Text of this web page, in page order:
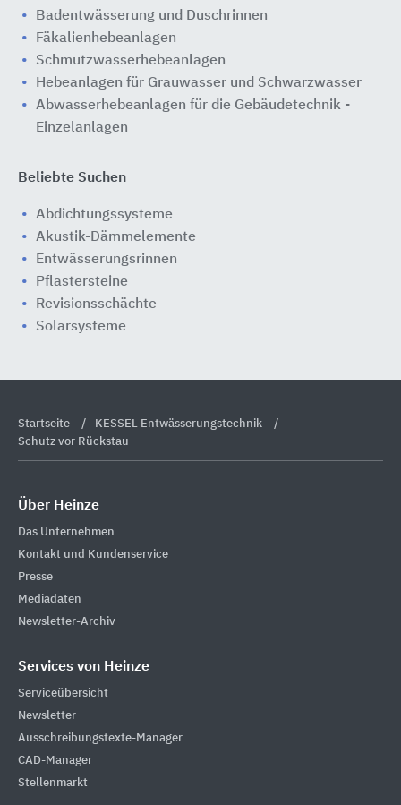
Badentwässerung und Duschrinnen
Fäkalienhebeanlagen
Schmutzwasserhebeanlagen
Hebeanlagen für Grauwasser und Schwarzwasser
Abwasserhebeanlagen für die Gebäudetechnik -
Einzelanlagen
Beliebte Suchen
Abdichtungssysteme
Akustik-Dämmelemente
Entwässerungsrinnen
Pflastersteine
Revisionsschächte
Solarsysteme
Startseite
KESSEL Entwässerungstechnik
Schutz vor Rückstau
Über Heinze
Das Unternehmen
Kontakt und Kundenservice
Presse
Mediadaten
Newsletter-Archiv
Services von Heinze
Serviceübersicht
Newsletter
Ausschreibungstexte-Manager
CAD-Manager
Stellenmarkt